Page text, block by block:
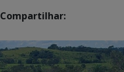
Compartilhar: